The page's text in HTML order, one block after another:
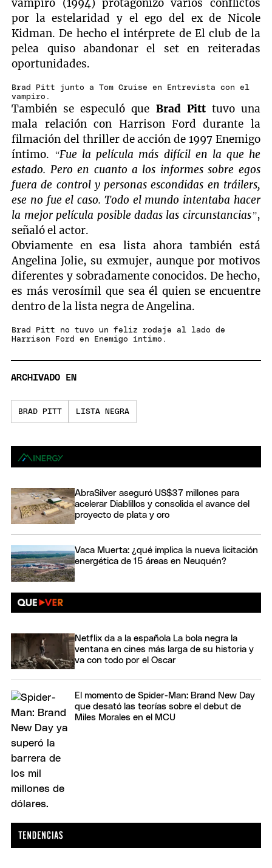
vampiro (1994) protagonizó varios conflictos
por la estelaridad y el ego del ex de Nicole
Kidman. De hecho el intérprete de El club de la
pelea quiso abandonar el set en reiteradas
oportunidades.
Brad Pitt junto a Tom Cruise en Entrevista con el
vampiro.
También se especuló que Brad Pitttuvo una
mala relación con Harrison Ford durante la
filmación del thriller de acción de 1997 Enemigo
íntimo. “Fue la película más difícil en la que he
estado. Pero en cuanto a los informes sobre egos
fuera de control y personas escondidas en tráilers,
ese no fue el caso. Todo el mundo intentaba hacer
la mejor película posible dadas las circunstancias”,
señaló el actor.
Obviamente en esa lista ahora también está
Angelina Jolie, su exmujer, aunque por motivos
diferentes y sobradamente conocidos. De hecho,
es más verosímil que sea él quien se encuentre
dentro de la lista negra de Angelina.
Brad Pitt no tuvo un feliz rodaje al lado de
Harrison Ford en Enemigo íntimo.
ARCHIVADO EN
BRAD PITT LISTA NEGRA
AbraSilver aseguró US$37 millones para
acelerar Diablillos y consolida el avance del
proyecto de plata y oro
Vaca Muerta: ¿qué implica la nueva licitación
energética de 15 áreas en Neuquén?
Netflix da a la española La bola negra la
ventana en cines más larga de su historia y
va con todo por el Oscar
El momento de Spider-Man: Brand New Day
que desató las teorías sobre el debut de
Miles Morales en el MCU